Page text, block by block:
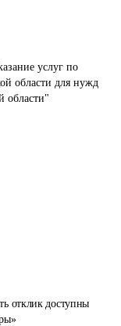
отклик доступны
услуг по
области для нужд